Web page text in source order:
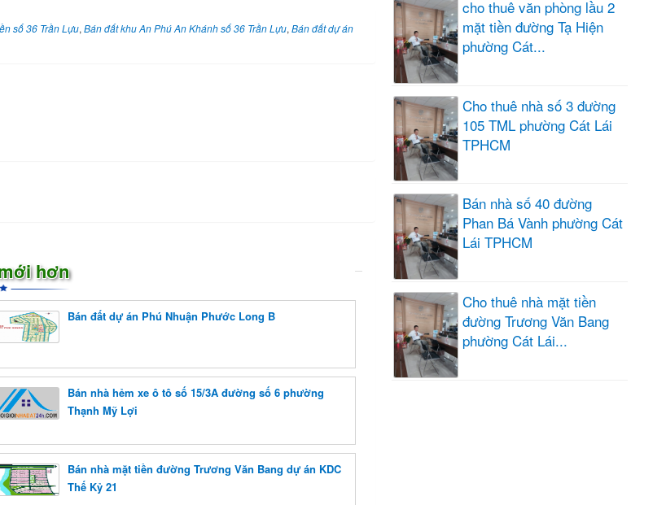
số 36 Trần Lựu, Bán đất khu An Phú An Khánh số 36 Trần Lựu, Bán đất dự án
hơn
Bán đất dự án Phú Nhuận Phước Long B
Bán nhà hẻm xe ô tô số 15/3A đường số 6 phường
Thạnh Mỹ Lợi
Bán nhà mặt tiền đường Trương Văn Bang dự án KDC
Thế Kỷ 21
cho thuê văn phòng lầu 2
mặt tiền đường Tạ Hiện
phường Cát...
Cho thuê nhà số 3 đường
105 TML phường Cát Lái
TPHCM
Bán nhà số 40 đường
Phan Bá Vành phường Cát
Lái TPHCM
Cho thuê nhà mặt tiền
đường Trương Văn Bang
phường Cát Lái...